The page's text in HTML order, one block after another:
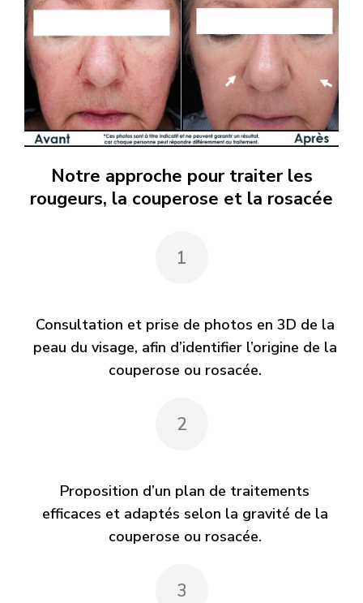
Notre approche pour traiter les
rougeurs, la couperose et la rosacée
1
Consultation et prise de photos en 3D de la
peau du visage, afin d’identifier l’origine de la
couperose ou rosacée.
2
Proposition d’un plan de traitements
efficaces et adaptés selon la gravité de la
couperose ou rosacée.
3